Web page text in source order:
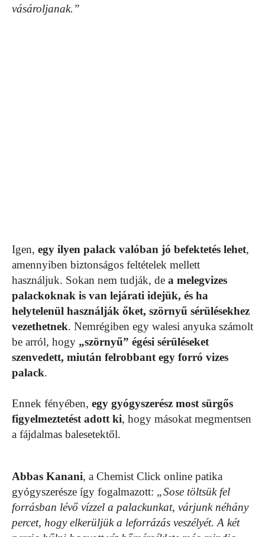
vásároljanak.”
Igen, egy ilyen palack valóban jó befektetés lehet,
amennyiben biztonságos feltételek mellett
használjuk. Sokan nem tudják, de a melegvizes
palackoknak is van lejárati idejük, és ha
helytelenül használják őket, szörnyű sérülésekhez
vezethetnek. Nemrégiben egy walesi anyuka számolt
be arról, hogy „szörnyű” égési sérüléseket
szenvedett, miután felrobbant egy forró vizes
palack.
Ennek fényében, egy gyógyszerész most sürgős
figyelmeztetést adott ki, hogy másokat megmentsen
a fájdalmas balesetektől.
Abbas Kanani, a Chemist Click online patika
gyógyszerésze így fogalmazott: „Sose töltsük fel
forrásban lévő vízzel a palackunkat, várjunk néhány
percet, hogy elkerüljük a leforrázás veszélyét. A két